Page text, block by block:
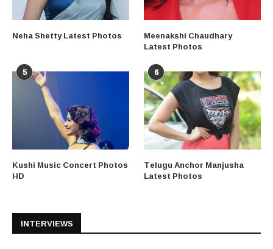
Neha Shetty Latest Photos Meenakshi Chaudhary
Latest Photos
5
Kushi Music Concert Photos
HD
6
Telugu Anchor Manjusha
Latest Photos
INTERVIEWS